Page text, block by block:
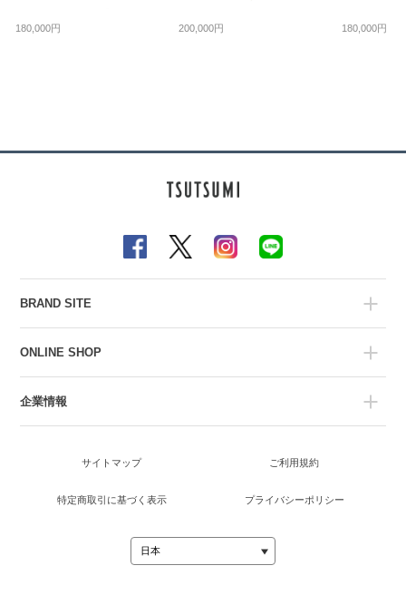
180,000円 200,000円 180,000円
BRAND SITE
ONLINE SHOP
企業情報
サイトマップ ご利用規約
特定商取引に基づく表示 プライバシーポリシー